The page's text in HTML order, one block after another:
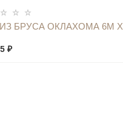
БРУСА ОКЛАХОМА 6М Х
₽
КУПИТЬ